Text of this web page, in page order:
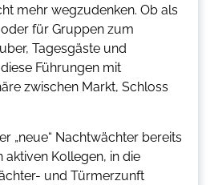
mehr wegzudenken. Ob als
für Gruppen zum
Tagesgäste und
Führungen mit
zwischen Markt, Schloss
„neue“ Nachtwächter bereits
aktiven Kollegen, in die
und Türmerzunft